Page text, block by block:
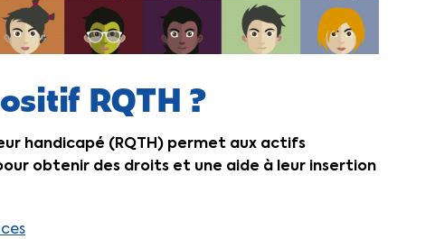
RQTH ?
handicapé (RQTH) permet aux actifs
obtenir des droits et une aide à leur insertion